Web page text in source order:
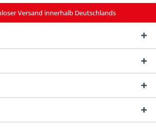
Versand innerhalb Deutschlands